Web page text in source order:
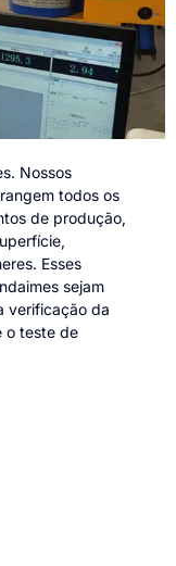
Nossos
todos os
de produção,
Esses
sejam
verificação da
o teste de